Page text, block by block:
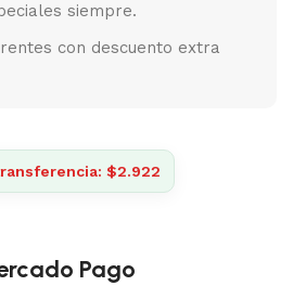
siempre.
con descuento extra
$2.922
Pago